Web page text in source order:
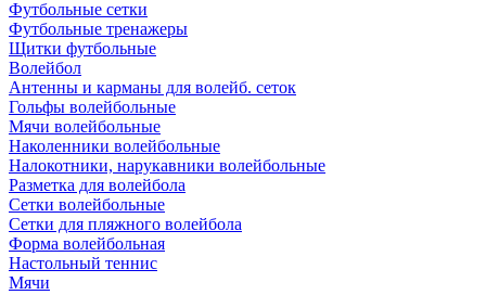
Футбольные сетки
Футбольные тренажеры
Щитки футбольные
Волейбол
Антенны и карманы для волейб. сеток
Гольфы волейбольные
Мячи волейбольные
Наколенники волейбольные
Налокотники, нарукавники волейбольные
Разметка для волейбола
Сетки волейбольные
Сетки для пляжного волейбола
Форма волейбольная
Настольный теннис
Мячи